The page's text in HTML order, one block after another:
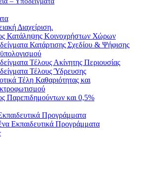
Διαχείριση.
Κατάληψης Κοινοχρήστων Χώρων
Κατάρτισης Σχεδίου & Ψήφισης
Τέλους Ακίνητης Περιουσίας
Τέλους Ύδρευσης
Τέλη Καθαριότητας και
Παρεπιδημούντων και 0,5%
Προγράμματα
Εκπαιδευτικά Προγράμματα